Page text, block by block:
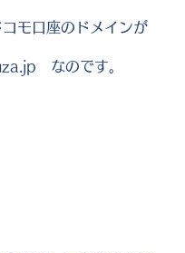
コモ口座のドメインが
なのです。